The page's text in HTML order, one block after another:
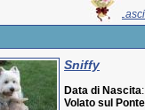
Sniffy
Data di Nascita
Volato sul Ponte